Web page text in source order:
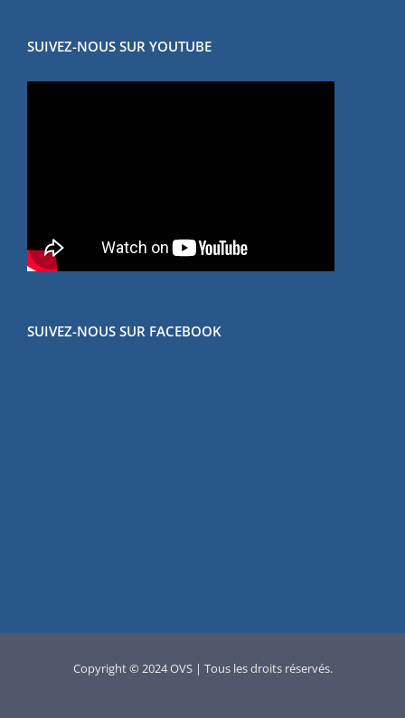
SUIVEZ-NOUS SUR YOUTUBE
SUIVEZ-NOUS SUR FACEBOOK
Copyright © 2024 OVS | Tous les droits réservés.